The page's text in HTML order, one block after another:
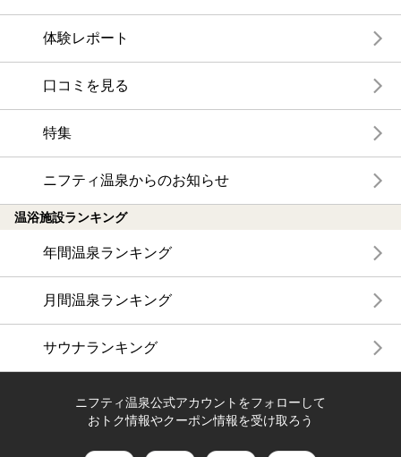
体験レポート
口コミを見る
特集
ニフティ温泉からのお知らせ
温浴施設ランキング
年間温泉ランキング
月間温泉ランキング
サウナランキング
ニフティ温泉公式アカウントをフォローして
おトク情報やクーポン情報を受け取ろう